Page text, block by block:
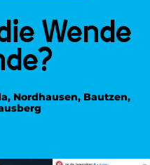
Wende
Nordhausen, Bautzen,